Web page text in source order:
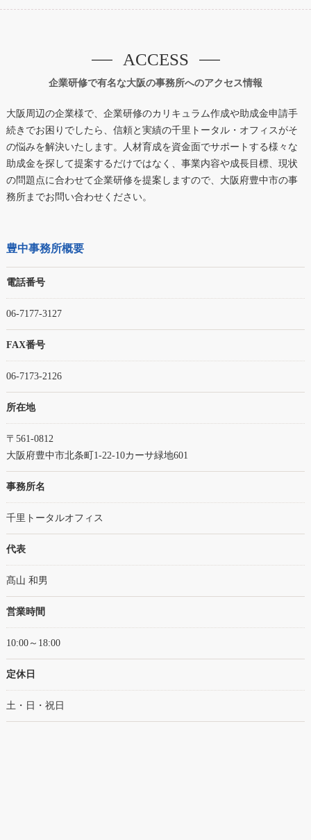
企業研修で有名な大阪の事務所へのアクセス情報
ACCESS
大阪周辺の企業様で、企業研修のカリキュラム作成や助成金申請手
続きでお困りでしたら、信頼と実績の千里トータル・オフィスがそ
の悩みを解決いたします。人材育成を資金面でサポートする様々な
助成金を探して提案するだけではなく、事業内容や成長目標、現状
の問題点に合わせて企業研修を提案しますので、大阪府豊中市の事
務所までお問い合わせください。
豊中事務所概要
電話番号
06-7177-3127
FAX番号
06-7173-2126
所在地
〒561-0812
大阪府豊中市北条町1-22-10カーサ緑地601
事務所名
千里トータルオフィス
代表
髙山 和男
営業時間
10:00～18:00
定休日
土・日・祝日